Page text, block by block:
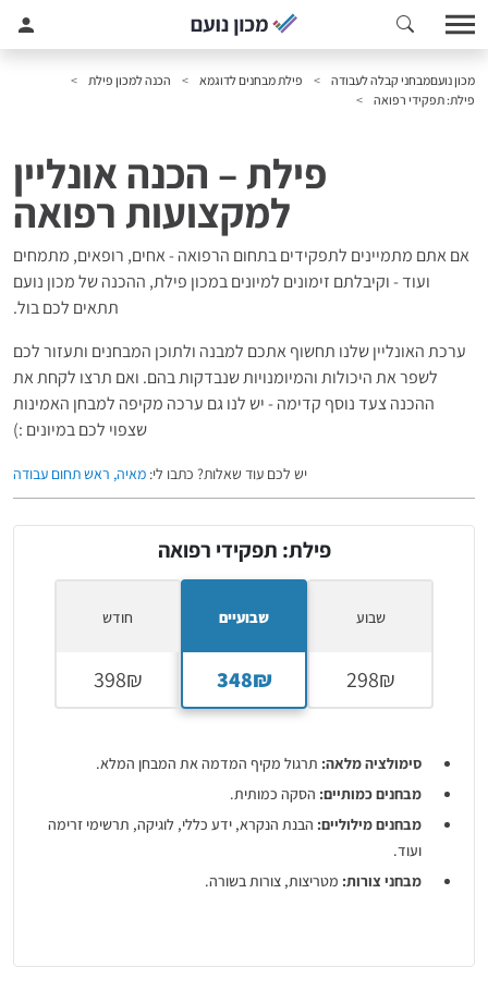
מכון נועםמבחני קבלה לעבודה פילת מבחנים לדוגמא
הכנה למכון פילת
פילת: תפקידי רפואה
פילת – הכנה אונליין
למקצועות רפואה
אם אתם מתמיינים לתפקידים בתחום הרפואה - אחים, רופאים, מתמחים
ועוד - וקיבלתם זימונים למיונים במכון פילת, ההכנה של מכון נועם
תתאים לכם בול.
ערכת האונליין שלנו תחשוף אתכם למבנה ולתוכן המבחנים ותעזור לכם
לשפר את היכולות והמיומנויות שנבדקות בהם. ואם תרצו לקחת את
ההכנה צעד נוסף קדימה - יש לנו גם ערכה מקיפה למבחן האמינות
שצפוי לכם במיונים :)
יש לכם עוד שאלות? כתבו לי: מאיה, ראש תחום עבודה
פילת: תפקידי רפואה
שבוע שבועיים
‏348₪
חודש
סימולציה מלאה: תרגול מקיף המדמה את המבחן המלא.
מבחנים כמותיים: הסקה כמותית.
מבחנים מילוליים: הבנת הנקרא, ידע כללי, לוגיקה, תרשימי זרימה
ועוד.
מבחני צורות: מטריצות, צורות בשורה.